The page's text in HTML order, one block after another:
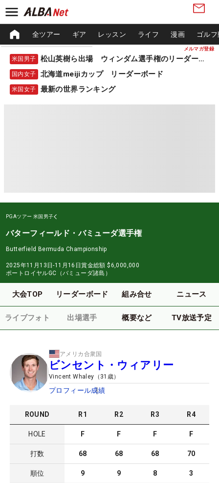
メルマガ登録
全ツアー ギア レッスン ライフ 漫画 ゴル
米国男子 松山英樹ら出場 ウィンダム選手権のリーダーボード
国内女子 北海道meijiカップ リーダーボード
米国女子 最新の世界ランキング
PGAツアー 米国男子
バターフィールド・バミューダ選手権
Butterfield Bermuda Championship
2025年11月13日-11月16日賞金総額 $6,000,000
ポートロイヤルGC（バミューダ諸島）
大会TOP リーダーボード 組み合せ ニュース
ライブフォト 出場選手 概要など TV放送予定
アメリカ合衆国
ビンセント・ウィアリー
Vincent Whaley （ 31 歳）
プロフィール成績
ROUND R1 R2 R3 R4
HOLE F F F F
打数 68 68 68 70
順位 9 9 8 3